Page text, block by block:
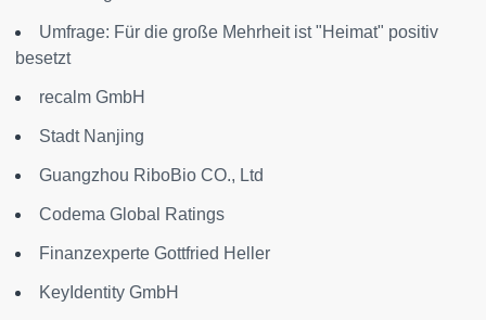
Umfrage: Für die große Mehrheit ist "Heimat" positiv
besetzt
recalm GmbH
Stadt Nanjing
Guangzhou RiboBio CO., Ltd
Codema Global Ratings
Finanzexperte Gottfried Heller
KeyIdentity GmbH